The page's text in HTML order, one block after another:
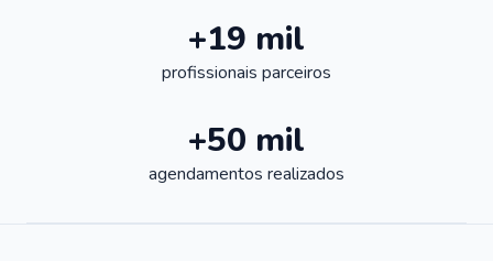
+19 mil
profissionais parceiros
+50 mil
agendamentos realizados